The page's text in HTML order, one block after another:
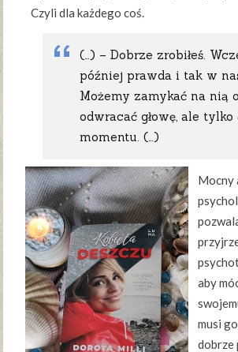
Czyli dla każdego coś.
(…) – Dobrze zrobiłeś.
później prawda i tak w
Możemy zamykać na nią
odwracać głowę, ale
momentu. (…)
Mocny
aby
musi
dobrze